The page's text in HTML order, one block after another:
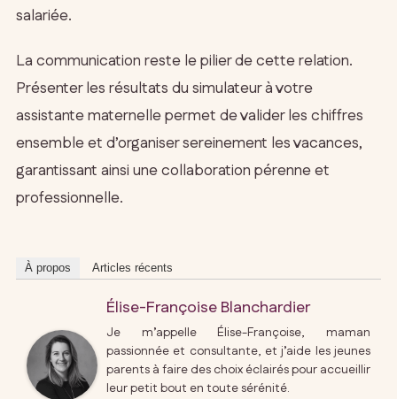
salariée.
La communication reste le pilier de cette relation.
Présenter les résultats du simulateur à votre
assistante maternelle permet de valider les chiffres
ensemble et d’organiser sereinement les vacances,
garantissant ainsi une collaboration pérenne et
professionnelle.
À propos Articles récents
Élise-Françoise Blanchardier
Je m’appelle Élise-Françoise, maman
passionnée et consultante, et j’aide les jeunes
parents à faire des choix éclairés pour accueillir
leur petit bout en toute sérénité.